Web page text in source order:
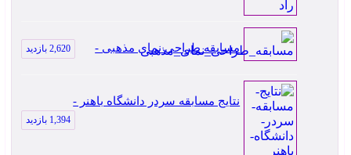
مسابقه طراحی نمای مذهبی - 2,620 بازدید
نتایج مسابقه سردر دانشگاه باهنر -
1,394 بازدید